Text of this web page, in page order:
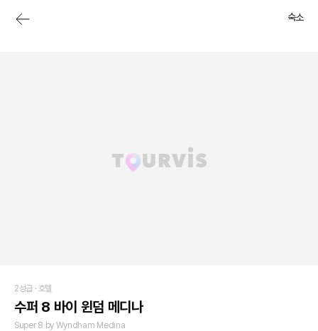
숙소
2성급 · 호텔
수퍼 8 바이 윈덤 메디나
Super 8 by Wyndham Medina